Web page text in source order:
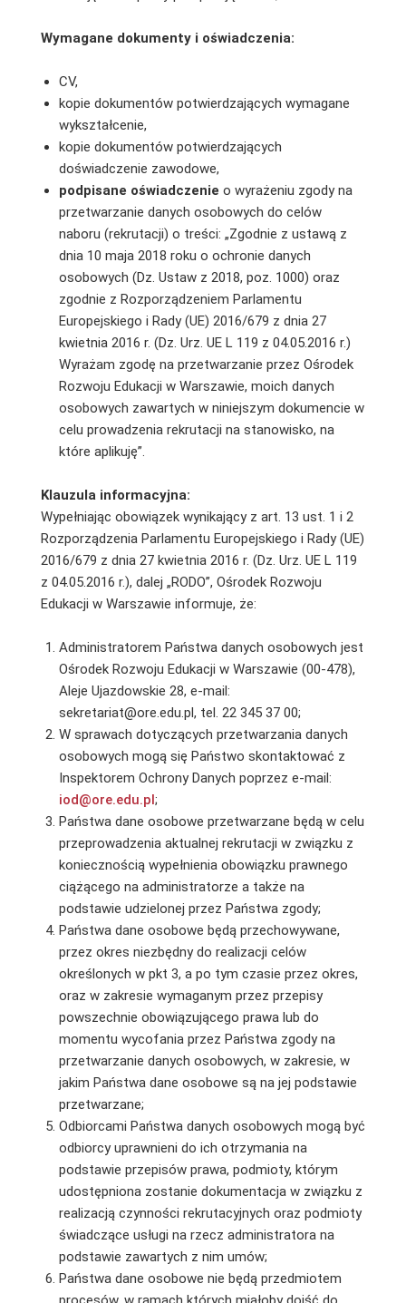
Wymagane dokumenty i oświadczenia:
CV,
kopie dokumentów potwierdzających wymagane
wykształcenie,
kopie dokumentów potwierdzających
doświadczenie zawodowe,
podpisane oświadczenie o wyrażeniu zgody na
przetwarzanie danych osobowych do celów
naboru (rekrutacji) o treści: „Zgodnie z ustawą z
dnia 10 maja 2018 roku o ochronie danych
osobowych (Dz. Ustaw z 2018, poz. 1000) oraz
zgodnie z Rozporządzeniem Parlamentu
Europejskiego i Rady (UE) 2016/679 z dnia 27
kwietnia 2016 r. (Dz. Urz. UE L 119 z 04.05.2016 r.)
Wyrażam zgodę na przetwarzanie przez Ośrodek
Rozwoju Edukacji w Warszawie, moich danych
osobowych zawartych w niniejszym dokumencie w
celu prowadzenia rekrutacji na stanowisko, na
które aplikuję”.
Klauzula informacyjna:
Wypełniając obowiązek wynikający z art. 13 ust. 1 i 2
Rozporządzenia Parlamentu Europejskiego i Rady (UE)
2016/679 z dnia 27 kwietnia 2016 r. (Dz. Urz. UE L 119
z 04.05.2016 r.), dalej „RODO”, Ośrodek Rozwoju
Edukacji w Warszawie informuje, że:
Administratorem Państwa danych osobowych jest
Ośrodek Rozwoju Edukacji w Warszawie (00-478),
Aleje Ujazdowskie 28, e-mail:
sekretariat@ore.edu.pl, tel. 22 345 37 00;
W sprawach dotyczących przetwarzania danych
osobowych mogą się Państwo skontaktować z
Inspektorem Ochrony Danych poprzez e-mail:
iod@ore.edu.pl;
Państwa dane osobowe przetwarzane będą w celu
przeprowadzenia aktualnej rekrutacji w związku z
koniecznością wypełnienia obowiązku prawnego
ciążącego na administratorze a także na
podstawie udzielonej przez Państwa zgody;
Państwa dane osobowe będą przechowywane,
przez okres niezbędny do realizacji celów
określonych w pkt 3, a po tym czasie przez okres,
oraz w zakresie wymaganym przez przepisy
powszechnie obowiązującego prawa lub do
momentu wycofania przez Państwa zgody na
przetwarzanie danych osobowych, w zakresie, w
jakim Państwa dane osobowe są na jej podstawie
przetwarzane;
Odbiorcami Państwa danych osobowych mogą być
odbiorcy uprawnieni do ich otrzymania na
podstawie przepisów prawa, podmioty, którym
udostępniona zostanie dokumentacja w związku z
realizacją czynności rekrutacyjnych oraz podmioty
świadczące usługi na rzecz administratora na
podstawie zawartych z nim umów;
Państwa dane osobowe nie będą przedmiotem